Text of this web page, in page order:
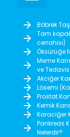
Böbrek
Tam
cerrahisi)
Öksürüğe
Meme
ve Tedavisi
Akciğer
Lösemi
Prostat
Kemik
Karaciğer
Pankreas
Nelerdir?